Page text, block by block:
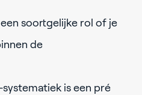
soortgelijke rol of je
de
is een pré